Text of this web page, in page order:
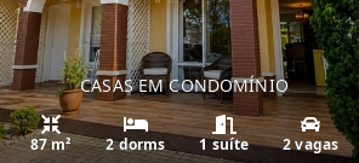
CASAS EM CONDOMÍNIO
87 m² 2 dorms 1 suíte 2 vagas